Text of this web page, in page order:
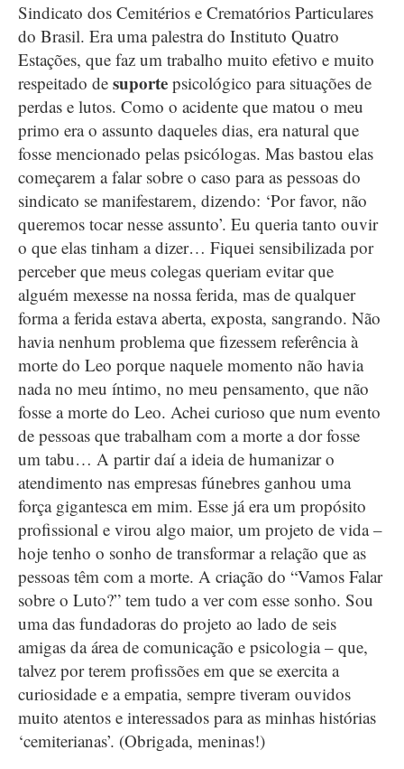
Sindicato dos Cemitérios e Crematórios Particulares
do Brasil. Era uma palestra do Instituto Quatro
Estações, que faz um trabalho muito efetivo e muito
respeitado de suporte psicológico para situações de
perdas e lutos. Como o acidente que matou o meu
primo era o assunto daqueles dias, era natural que
fosse mencionado pelas psicólogas. Mas bastou elas
começarem a falar sobre o caso para as pessoas do
sindicato se manifestarem, dizendo: ‘Por favor, não
queremos tocar nesse assunto’. Eu queria tanto ouvir
o que elas tinham a dizer… Fiquei sensibilizada por
perceber que meus colegas queriam evitar que
alguém mexesse na nossa ferida, mas de qualquer
forma a ferida estava aberta, exposta, sangrando. Não
havia nenhum problema que fizessem referência à
morte do Leo porque naquele momento não havia
nada no meu íntimo, no meu pensamento, que não
fosse a morte do Leo. Achei curioso que num evento
de pessoas que trabalham com a morte a dor fosse
um tabu… A partir daí a ideia de humanizar o
atendimento nas empresas fúnebres ganhou uma
força gigantesca em mim. Esse já era um propósito
profissional e virou algo maior, um projeto de vida –
hoje tenho o sonho de transformar a relação que as
pessoas têm com a morte. A criação do “Vamos Falar
sobre o Luto?” tem tudo a ver com esse sonho. Sou
uma das fundadoras do projeto ao lado de seis
amigas da área de comunicação e psicologia – que,
talvez por terem profissões em que se exercita a
curiosidade e a empatia, sempre tiveram ouvidos
muito atentos e interessados para as minhas histórias
‘cemiterianas’. (Obrigada, meninas!)